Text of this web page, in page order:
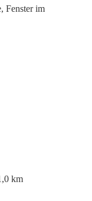
Fenster im
km